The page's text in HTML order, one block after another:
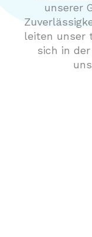
unserer
leiten unser
sich in